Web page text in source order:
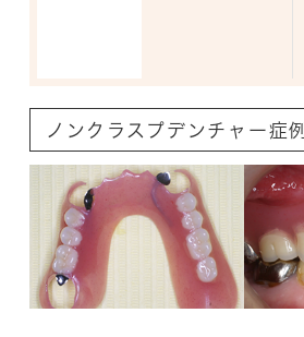
ノンクラスプデンチャー症例